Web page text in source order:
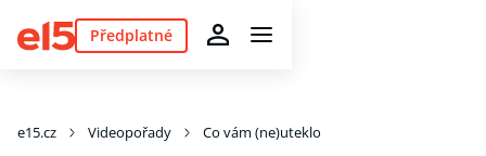
Předplatné
e15.cz Videopořady Co vám (ne)uteklo